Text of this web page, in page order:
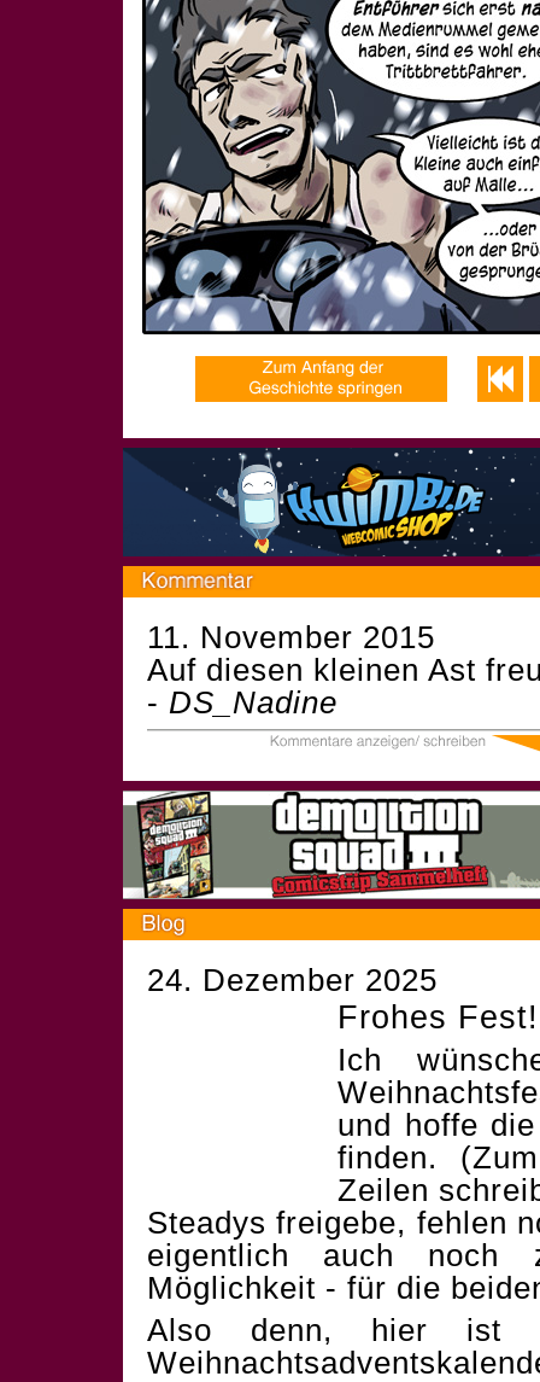
11. November 2015
Auf diesen kleinen Ast
- DS_Nadine
24. Dezember 2025
Frohes Fest!
Ich
und hoffe
finden.
Zeilen
Steadys freigebe, fehlen
eigentlich auch noch
Möglichkeit - für die
Also denn, hier ist